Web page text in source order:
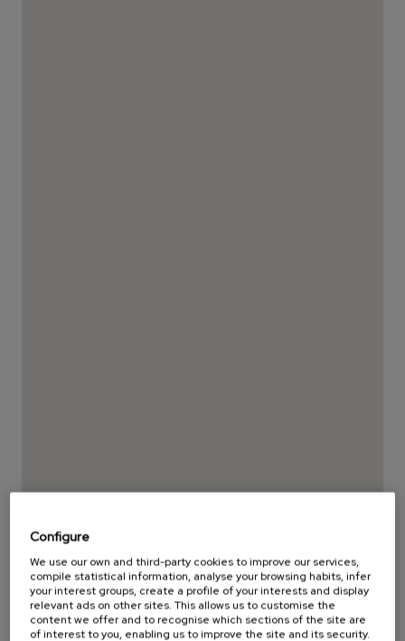
Configure
We use our own and third-party cookies to improve our services,
compile statistical information, analyse your browsing habits, infer
your interest groups, create a profile of your interests and display
relevant ads on other sites. This allows us to customise the
content we offer and to recognise which sections of the site are
of interest to you, enabling us to improve the site and its security.